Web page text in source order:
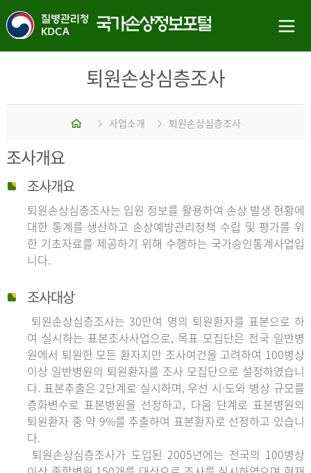
퇴원손상심층조사
홈 사업소개 퇴원손상심층조사
조사개요
조사개요
퇴원손상심층조사는 입원 정보를 활용하여 손상 발생 현황에
대한 통계를 생산하고 손상예방관리정책 수립 및 평가를 위
한 기초자료를 제공하기 위해 수행하는 국가승인통계사업입
니다.
조사대상
퇴원손상심층조사는 30만여 명의 퇴원환자를 표본으로 하
여 실시하는 표본조사사업으로, 목표 모집단은 전국 일반병
원에서 퇴원한 모든 환자지만 조사여건을 고려하여 100병상
이상 일반병원의 퇴원환자를 조사 모집단으로 설정하였습니
다. 표본추출은 2단계로 실시하며, 우선 시·도와 병상 규모를
층화변수로 표본병원을 선정하고, 다음 단계로 표본병원의
퇴원환자 중 약 9%를 추출하여 표본환자로 선정하고 있습니
다.
퇴원손상심층조사가 도입된 2005년에는 전국의 100병상